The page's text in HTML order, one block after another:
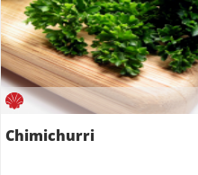
Chimichurri